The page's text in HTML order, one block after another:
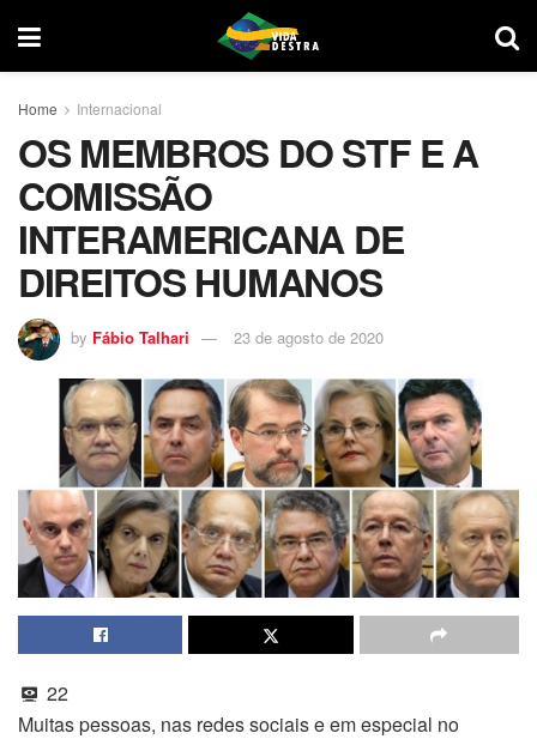
Home Internacional
OS MEMBROS DO STF E A
COMISSÃO
INTERAMERICANA DE
DIREITOS HUMANOS
by Fábio Talhari 23 de agosto de 2020
22
Muitas pessoas, nas redes sociais e em especial no